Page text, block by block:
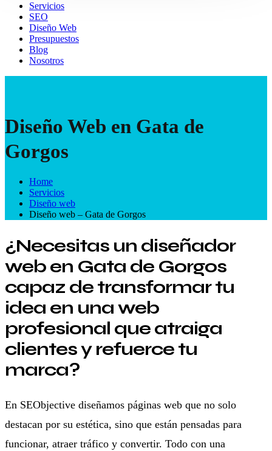
Servicios
SEO
Diseño Web
Presupuestos
Blog
Nosotros
Diseño Web en Gata de
Gorgos
Home
Servicios
Diseño web
Diseño web – Gata de Gorgos
¿Necesitas un diseñador
web en Gata de Gorgos
capaz de transformar tu
idea en una web
profesional que atraiga
clientes y refuerce tu
marca?
En SEObjective diseñamos páginas web que no solo
destacan por su estética, sino que están pensadas para
funcionar, atraer tráfico y convertir. Todo con una